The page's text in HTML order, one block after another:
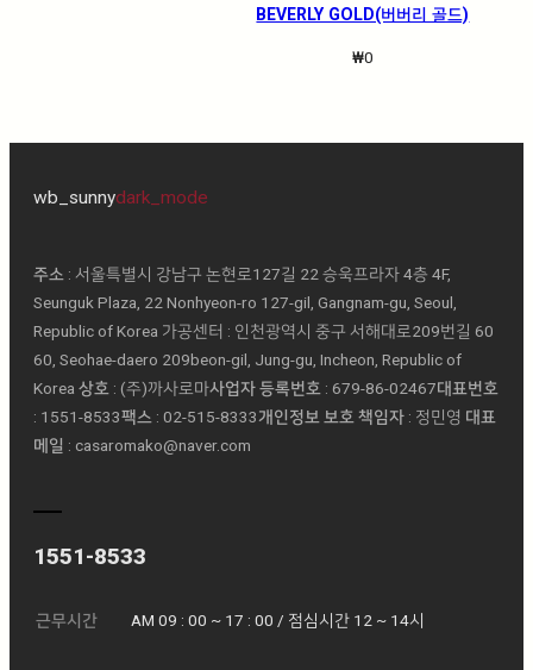
BEVERLY GOLD(버버리 골드)
₩0
wb_sunnydark_mode
주소 : 서울특별시 강남구 논현로127길 22 승욱프라자 4층 4F,
Seunguk Plaza, 22 Nonhyeon-ro 127-gil, Gangnam-gu, Seoul,
Republic of Korea 가공센터 : 인천광역시 중구 서해대로209번길 60
60, Seohae-daero 209beon-gil, Jung-gu, Incheon, Republic of
Korea상호 : (주)까사로마ㅤ사업자 등록번호 : 679-86-02467ㅤ대표번호
: 1551-8533ㅤ팩스 : 02-515-8333ㅤ개인정보 보호 책임자 : 정민영 ㅤ 대표
메일 : casaromako@naver.com
1551-8533
근무시간 AM 09 : 00 ~ 17 : 00 / 점심시간 12 ~ 14시